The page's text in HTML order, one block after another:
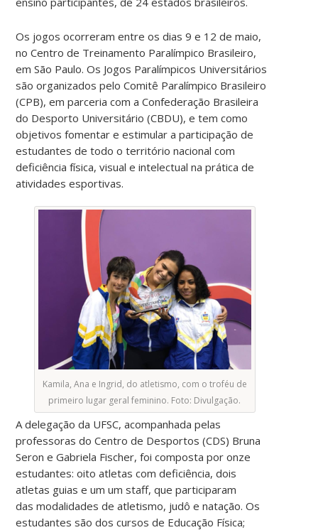
Os jogos ocorreram entre os dias 9 e 12 de maio,
no Centro de Treinamento Paralímpico Brasileiro,
em São Paulo. Os Jogos Paralímpicos Universitários
são organizados pelo Comitê Paralímpico Brasileiro
(CPB), em parceria com a Confederação Brasileira
do Desporto Universitário (CBDU), e tem como
objetivos fomentar e estimular a participação de
estudantes de todo o território nacional com
deficiência física, visual e intelectual na prática de
atividades esportivas.
Kamila, Ana e Ingrid, do atletismo, com o troféu de
primeiro lugar geral feminino. Foto: Divulgação.
A delegação da UFSC, acompanhada pelas
professoras do Centro de Desportos (CDS) Bruna
Seron e Gabriela Fischer, foi composta por onze
estudantes: oito atletas com deficiência, dois
atletas guias e um um staff, que participaram
das modalidades de atletismo, judô e natação. Os
estudantes são dos cursos de Educação Física;